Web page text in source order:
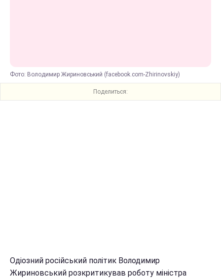
Фото: Володимир Жириновський (facebook.com-Zhirinovskiy)
Поделиться:
Одіозний російський політик Володимир
Жириновський розкритикував роботу міністра